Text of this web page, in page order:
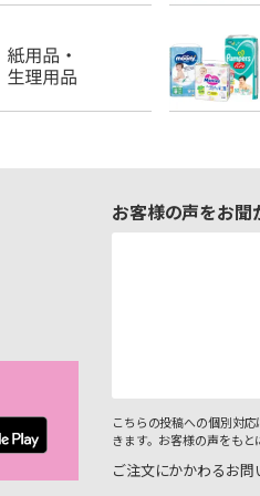
お客様の声をお聞
こちらの投稿への個別対
きます。お客様の声をもと
ご注文にかかわるお問